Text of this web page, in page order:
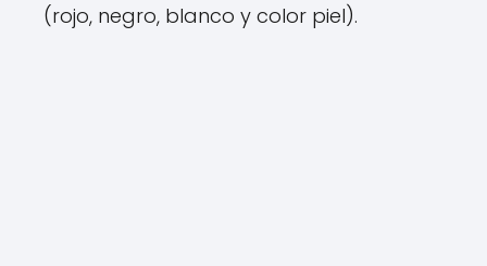
(rojo, negro, blanco y color piel).